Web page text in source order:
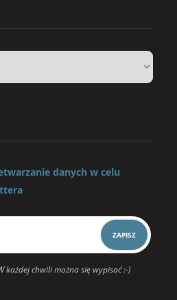
danych w celu
każdej chwili można się wypisać :-)